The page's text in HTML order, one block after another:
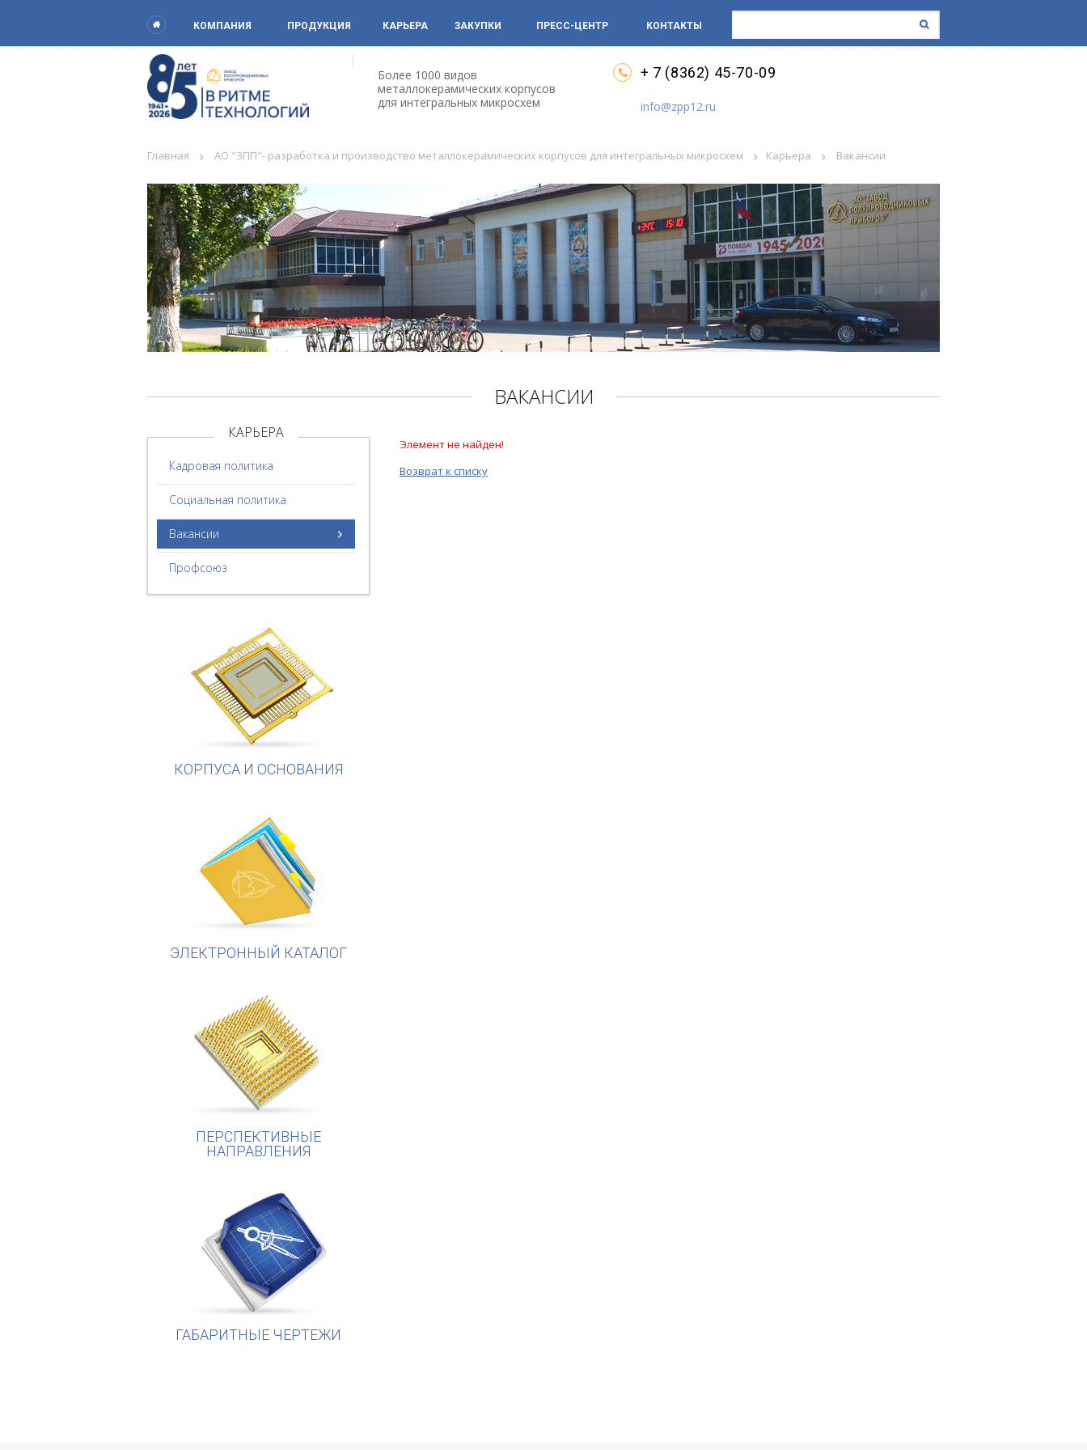
КОМПАНИЯ ПРОДУКЦИЯ КАРЬЕРА ЗАКУПКИ ПРЕСС-ЦЕНТР КОНТАКТЫ
Более 1000 видов
металлокерамических корпусов
для интегральных микросхем
+ 7 (8362) 45-70-09
info@zpp12.ru
Главная АО "ЗПП"- разработка и производство металлокерамических корпусов для интегральных микросхем Карьера Вакансии
ВАКАНСИИ
Элемент не найден!
Возврат к списку
КАРЬЕРА
Кадровая политика
Социальная политика
Вакансии
Профсоюз
КОРПУСА И ОСНОВАНИЯ
ЭЛЕКТРОННЫЙ КАТАЛОГ
ПЕРСПЕКТИВНЫЕ
НАПРАВЛЕНИЯ
ГАБАРИТНЫЕ ЧЕРТЕЖИ